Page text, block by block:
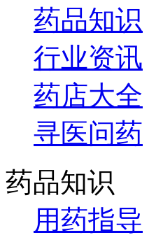
药品知识
行业资讯
药店大全
寻医问药
药品知识
用药指导